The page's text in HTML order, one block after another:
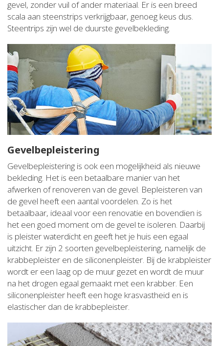
gevel, zonder vuil of ander materiaal. Er is een breed
scala aan steenstrips verkrijgbaar, genoeg keus dus.
Steentrips zijn wel de duurste gevelbekleding.
Gevelbepleistering
Gevelbepleistering is ook een mogelijkheid als nieuwe
bekleding. Het is een betaalbare manier van het
afwerken of renoveren van de gevel. Bepleisteren van
de gevel heeft een aantal voordelen. Zo is het
betaalbaar, ideaal voor een renovatie en bovendien is
het een goed moment om de gevel te isoleren. Daarbij
is pleister waterdicht en geeft het je huis een egaal
uitzicht. Er zijn 2 soorten gevelbepleistering, namelijk de
krabbepleister en de siliconenpleister. Bij de krabpleister
wordt er een laag op de muur gezet en wordt de muur
na het drogen egaal gemaakt met een krabber. Een
siliconenpleister heeft een hoge krasvastheid en is
elastischer dan de krabbepleister.